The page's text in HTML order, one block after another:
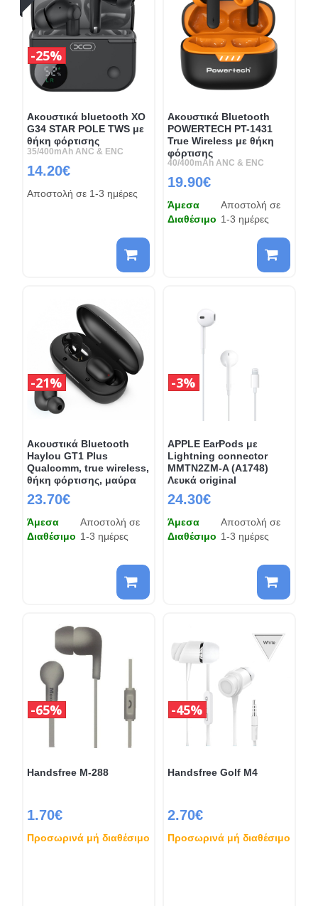
Ακουστικά bluetooth XO
G34 STAR POLE TWS με
θήκη φόρτισης
35/400mAh ANC & ENC
14.20€
25%
Αποστολή σε 1-3 ημέρες
Ακουστικά Bluetooth
POWERTECH PT-1431
True Wireless με θήκη
φόρτισης
40/400mAh ANC & ENC
19.90€
Άμεσα
Διαθέσιμο
Αποστολή σε
1-3 ημέρες
Ακουστικά Bluetooth
Haylou GT1 Plus
Qualcomm, true wireless,
θήκη φόρτισης, μαύρα
23.70€
21%
Άμεσα
Διαθέσιμο
Αποστολή σε
1-3 ημέρες
APPLE EarPods με
Lightning connector
MMTN2ZM-A (A1748)
Λευκά original
24.30€
3%
Άμεσα
Διαθέσιμο
Αποστολή σε
1-3 ημέρες
Handsfree M-288
1.70€
65%
Προσωρινά μή διαθέσιμο
Handsfree Golf M4
2.70€
45%
Προσωρινά μή διαθέσιμο